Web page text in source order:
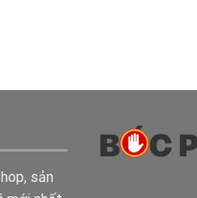
sản